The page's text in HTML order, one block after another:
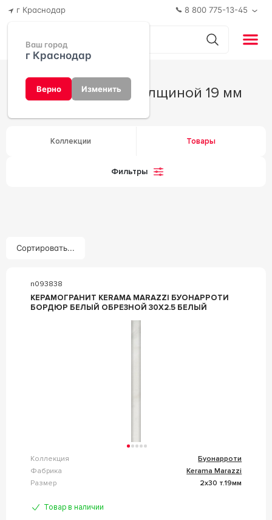
г Краснодар
Ваш город
г Краснодар
Верно Изменить
8 800 775-13-45
Керамогранит толщиной 19 мм
Коллекции Товары
Фильтры
Сортировать...
n093838
КЕРАМОГРАНИТ KERAMA MARAZZI БУОНАРРОТИ
БОРДЮР БЕЛЫЙ ОБРЕЗНОЙ 30X2.5 БЕЛЫЙ
Коллекция
Буонарроти
Фабрика
Kerama Marazzi
Размер
2x30 т.19мм
Товар в наличии